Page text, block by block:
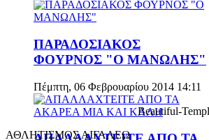
ΠΑΡΑΔΟΣΙΑΚΟΣ
ΦΟΥΡΝΟΣ "Ο ΜΑΝΩΛΗΣ"
Πέμπτη, 06 Φεβρουαρίου 2014 14:11
Beautiful-
ΑΘΛΗΤΙΣΜΟΣ ΑΙΓΑΛΕΩ